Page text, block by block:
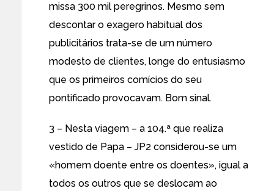
missa 300 mil peregrinos. Mesmo sem
descontar o exagero habitual dos
publicitários trata-se de um número
modesto de clientes, longe do entusiasmo
que os primeiros comícios do seu
pontificado provocavam. Bom sinal.
3 – Nesta viagem – a 104.ª que realiza
vestido de Papa – JP2 considerou-se um
«homem doente entre os doentes», igual a
todos os outros que se deslocam ao